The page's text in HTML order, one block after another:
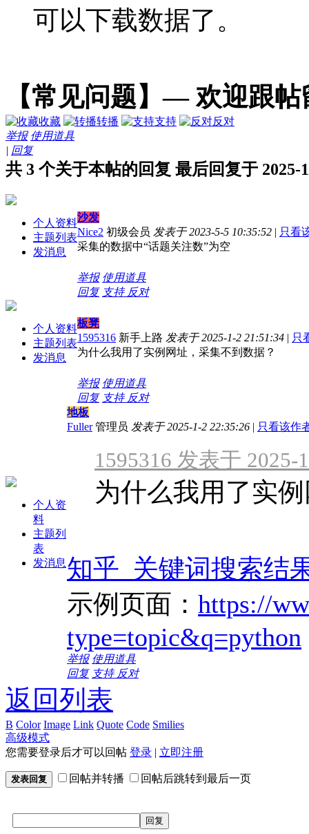
可以下载数据了。
【常见问题】— 欢迎跟帖
收藏 转播 支持
反对
举报 使用道具
| 回复
共 3 个关于本帖的回复 最后回复于 2025-
个人资料
主题列表
发消息
沙发
Nice2 初级会员 发表于 2023-5-5 10:35:52 | 只看
采集的数据中“话题关注数”为空
举报 使用道具
回复 支持 反对
个人资料
主题列表
发消息
板凳
1595316 新手上路 发表于 2025-1-2 21:51:34 | 只
为什么我用了实例网址，采集不到数据？
举报 使用道具
回复 支持 反对
个人资
料
主题列
表
发消息
地板
Fuller 管理员 发表于 2025-1-2 22:35:26 | 只看该作
1595316 发表于 2025-
为什么我用了实
知乎_关键词搜索结
示例页面： https://
type=topic&q=python
举报 使用道具
回复 支持 反对
返回列表
B Color Image Link Quote Code Smilies
高级模式
您需要登录后才可以回帖 登录 | 立即注册
发表回复 回帖并转播 回帖后跳转到最后一页
回复